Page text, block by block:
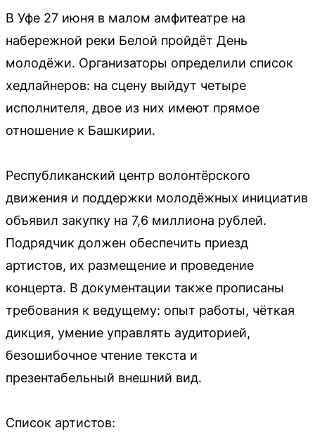
В Уфе 27 июня в малом амфитеатре на
набережной реки Белой пройдёт День
молодёжи. Организаторы определили список
хедлайнеров: на сцену выйдут четыре
исполнителя, двое из них имеют прямое
отношение к Башкирии.
Республиканский центр волонтёрского
движения и поддержки молодёжных инициатив
объявил закупку на 7,6 миллиона рублей.
Подрядчик должен обеспечить приезд
артистов, их размещение и проведение
концерта. В документации также прописаны
требования к ведущему: опыт работы, чёткая
дикция, умение управлять аудиторией,
безошибочное чтение текста и
презентабельный внешний вид.
Список артистов: